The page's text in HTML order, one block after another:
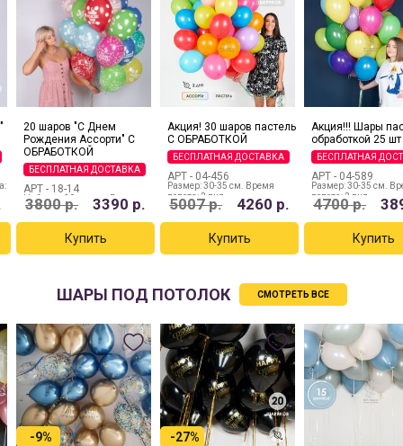
20 шаров "С Днем
Рождения Ассорти" С
ОБРАБОТКОЙ
БЕСПЛАТНАЯ ДОСТАВКА
АРТ - 18-14
Набор из 20 шаров. Время
полета: 2 дня
3800р. 3390 р.
Акция! 30 шаров пастель
С ОБРАБОТКОЙ
БЕСПЛАТНАЯ ДОСТАВКА
АРТ - 04-456
Размер: 30-35 см. Время
полета: 2 дня
5007р. 4260 р.
Акция!!! Шары
обработкой 25 шт
БЕСПЛАТНАЯ
АРТ - 04-589
Размер: 30-35 см.
полета: 2 дня
4700р.
ШАРЫ ПОД ПОТОЛОК СМОТРЕТЬ ВСЕ
-9% -27%